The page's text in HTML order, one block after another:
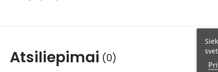
Atsiliepimai (0)